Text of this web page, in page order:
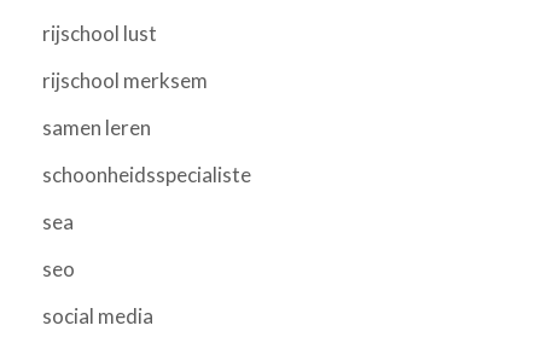
rijschool lust
rijschool merksem
samen leren
schoonheidsspecialiste
sea
seo
social media